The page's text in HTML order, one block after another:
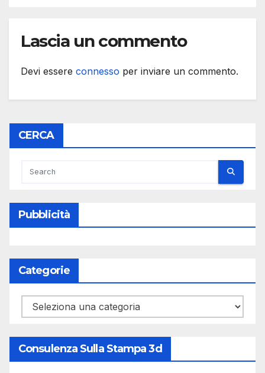
Lascia un commento
Devi essere connesso per inviare un commento.
CERCA
Pubblicità
Categorie
Categorie
Consulenza Sulla Stampa 3d